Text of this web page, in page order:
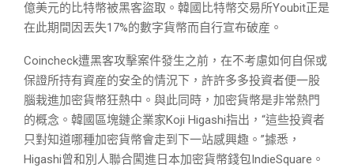
億美元的比特幣被黑客盜取。韓國比特幣交易所Youbit正是
在此期間因丟失17%的數字貨幣而自行宣布破産。
Coincheck遭黑客攻擊案件發生之前，在不考慮如何自保或
保證所持有資産的安全的情況下，許許多多投資者便一股
腦栽進加密貨幣狂熱中。與此同時，加密貨幣是非常熱門
的概念。韓國區塊鏈企業家Koji Higashi指出，“這些投資者
只對知道哪種加密貨幣會走到下一站感興趣。”據悉，
Higashi曾和別人聯合闖進日本加密貨幣錢包IndieSquare。